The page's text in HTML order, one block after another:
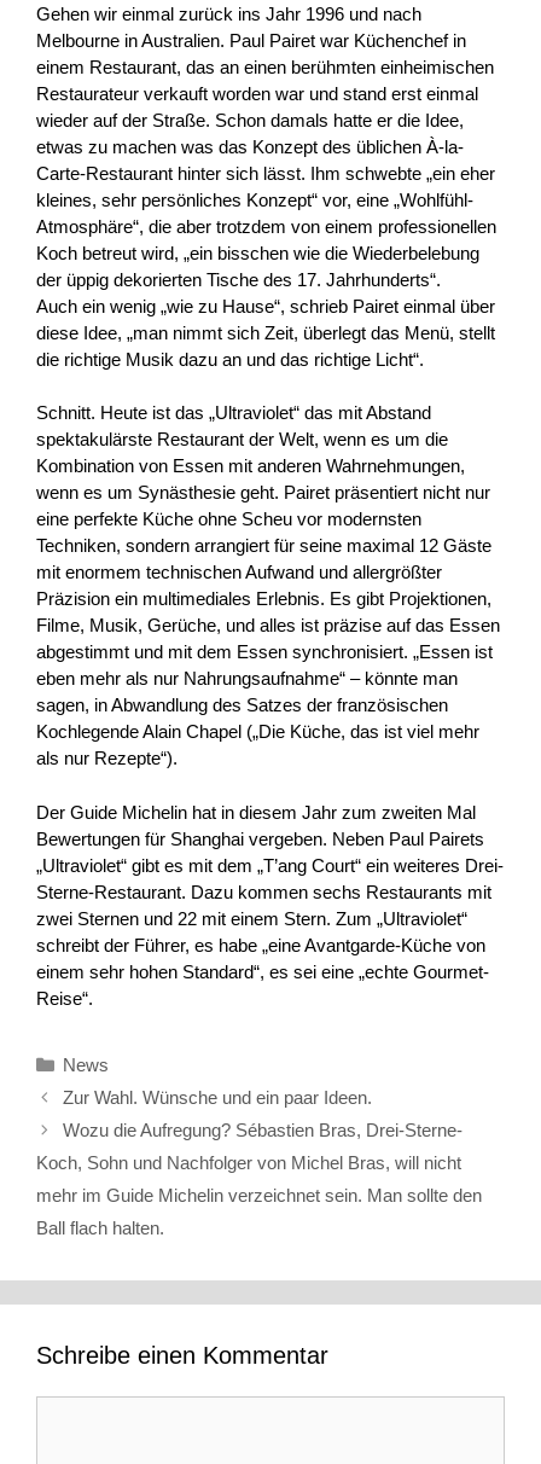
Gehen wir einmal zurück ins Jahr 1996 und nach
Melbourne in Australien. Paul Pairet war Küchenchef in
einem Restaurant, das an einen berühmten einheimischen
Restaurateur verkauft worden war und stand erst einmal
wieder auf der Straße. Schon damals hatte er die Idee,
etwas zu machen was das Konzept des üblichen À-la-
Carte-Restaurant hinter sich lässt. Ihm schwebte „ein eher
kleines, sehr persönliches Konzept“ vor, eine „Wohlfühl-
Atmosphäre“, die aber trotzdem von einem professionellen
Koch betreut wird, „ein bisschen wie die Wiederbelebung
der üppig dekorierten Tische des 17. Jahrhunderts“.
Auch ein wenig „wie zu Hause“, schrieb Pairet einmal über
diese Idee, „man nimmt sich Zeit, überlegt das Menü, stellt
die richtige Musik dazu an und das richtige Licht“.
Schnitt. Heute ist das „Ultraviolet“ das mit Abstand
spektakulärste Restaurant der Welt, wenn es um die
Kombination von Essen mit anderen Wahrnehmungen,
wenn es um Synästhesie geht. Pairet präsentiert nicht nur
eine perfekte Küche ohne Scheu vor modernsten
Techniken, sondern arrangiert für seine maximal 12 Gäste
mit enormem technischen Aufwand und allergrößter
Präzision ein multimediales Erlebnis. Es gibt Projektionen,
Filme, Musik, Gerüche, und alles ist präzise auf das Essen
abgestimmt und mit dem Essen synchronisiert. „Essen ist
eben mehr als nur Nahrungsaufnahme“ – könnte man
sagen, in Abwandlung des Satzes der französischen
Kochlegende Alain Chapel („Die Küche, das ist viel mehr
als nur Rezepte“).
Der Guide Michelin hat in diesem Jahr zum zweiten Mal
Bewertungen für Shanghai vergeben. Neben Paul Pairets
„Ultraviolet“ gibt es mit dem „T’ang Court“ ein weiteres Drei-
Sterne-Restaurant. Dazu kommen sechs Restaurants mit
zwei Sternen und 22 mit einem Stern. Zum „Ultraviolet“
schreibt der Führer, es habe „eine Avantgarde-Küche von
einem sehr hohen Standard“, es sei eine „echte Gourmet-
Reise“.
Kategorien
News
Zur Wahl. Wünsche und ein paar Ideen.
Wozu die Aufregung? Sébastien Bras, Drei-Sterne-
Koch, Sohn und Nachfolger von Michel Bras, will nicht
mehr im Guide Michelin verzeichnet sein. Man sollte den
Ball flach halten.
Schreibe einen Kommentar